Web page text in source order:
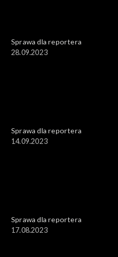
Sprawa dla reportera
28.09.2023
Sprawa dla reportera
14.09.2023
Sprawa dla reportera
17.08.2023